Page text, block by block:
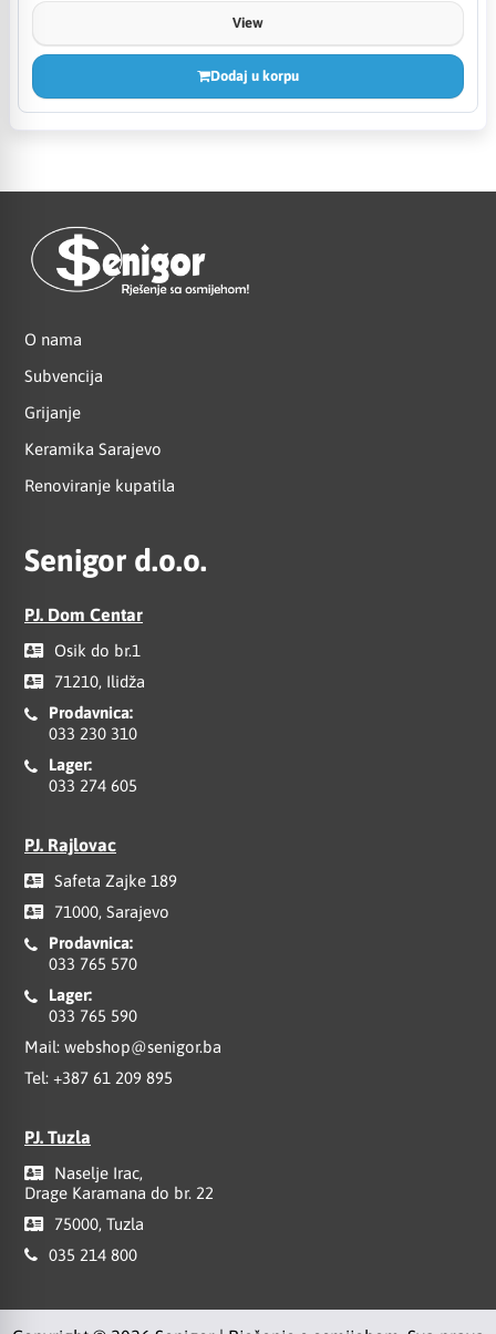
View
Dodaj u korpu
O nama
Subvencija
Grijanje
Keramika Sarajevo
Renoviranje kupatila
Senigor d.o.o.
PJ. Dom Centar
Osik do br.1
71210, Ilidža
Prodavnica:
033 230 310
Lager:
033 274 605
PJ. Rajlovac
Safeta Zajke 189
71000, Sarajevo
Prodavnica:
033 765 570
Lager:
033 765 590
Mail: webshop@senigor.ba
Tel: +387 61 209 895
PJ. Tuzla
Naselje Irac,
Drage Karamana do br. 22
75000, Tuzla
035 214 800